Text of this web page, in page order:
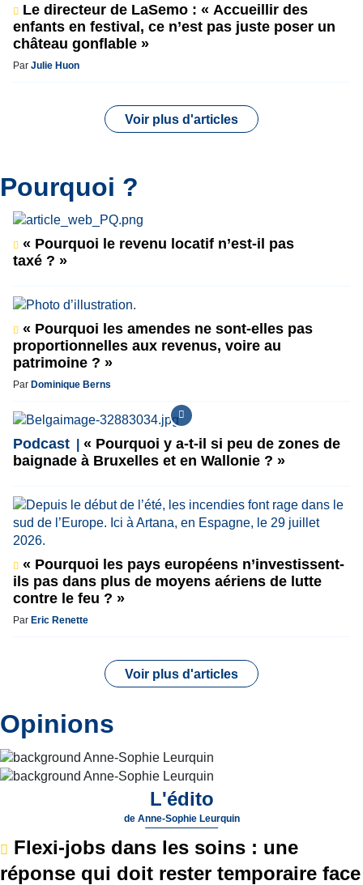
Le directeur de LaSemo : « Accueillir des
enfants en festival, ce n’est pas juste poser un
château gonflable »
Par Julie Huon
Voir plus d'articles
Pourquoi ?
« Pourquoi le revenu locatif n’est-il pas
taxé ? »
« Pourquoi les amendes ne sont-elles pas
proportionnelles aux revenus, voire au
patrimoine ? »
Par Dominique Berns
Podcast
« Pourquoi y a-t-il si peu de zones de
baignade à Bruxelles et en Wallonie ? »
« Pourquoi les pays européens n’investissent-
ils pas dans plus de moyens aériens de lutte
contre le feu ? »
Par Eric Renette
Voir plus d'articles
Opinions
L'édito
de Anne-Sophie Leurquin
Flexi-jobs dans les soins : une
réponse qui doit rester temporaire face